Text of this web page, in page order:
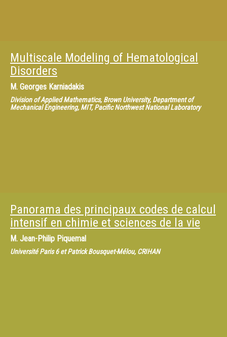
Multiscale Modeling of Hematological
Disorders
M. Georges Karniadakis
Division of Applied Mathematics, Brown University, Department of
Mechanical Engineering, MIT, Pacific Northwest National Laboratory
Panorama des principaux codes de calcul
intensif en chimie et sciences de la vie
M. Jean-Philip Piquemal
Université Paris 6 et Patrick Bousquet-Mélou, CRIHAN